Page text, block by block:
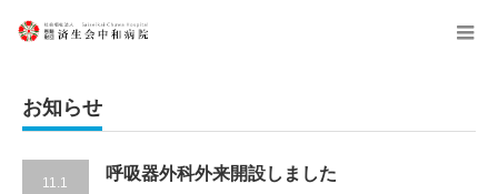
menu
お知らせ
11.1
呼吸器外科外来開設しました